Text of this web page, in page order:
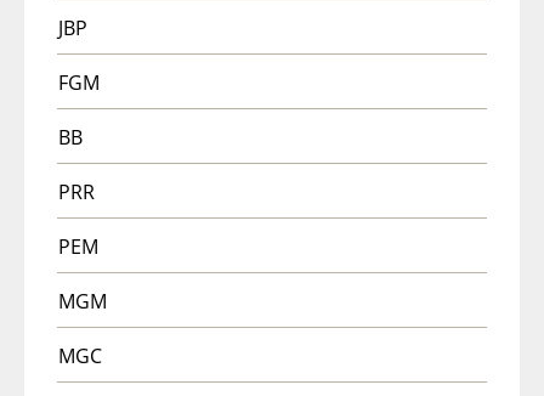
JBP
FGM
BB
PRR
PEM
MGM
MGC